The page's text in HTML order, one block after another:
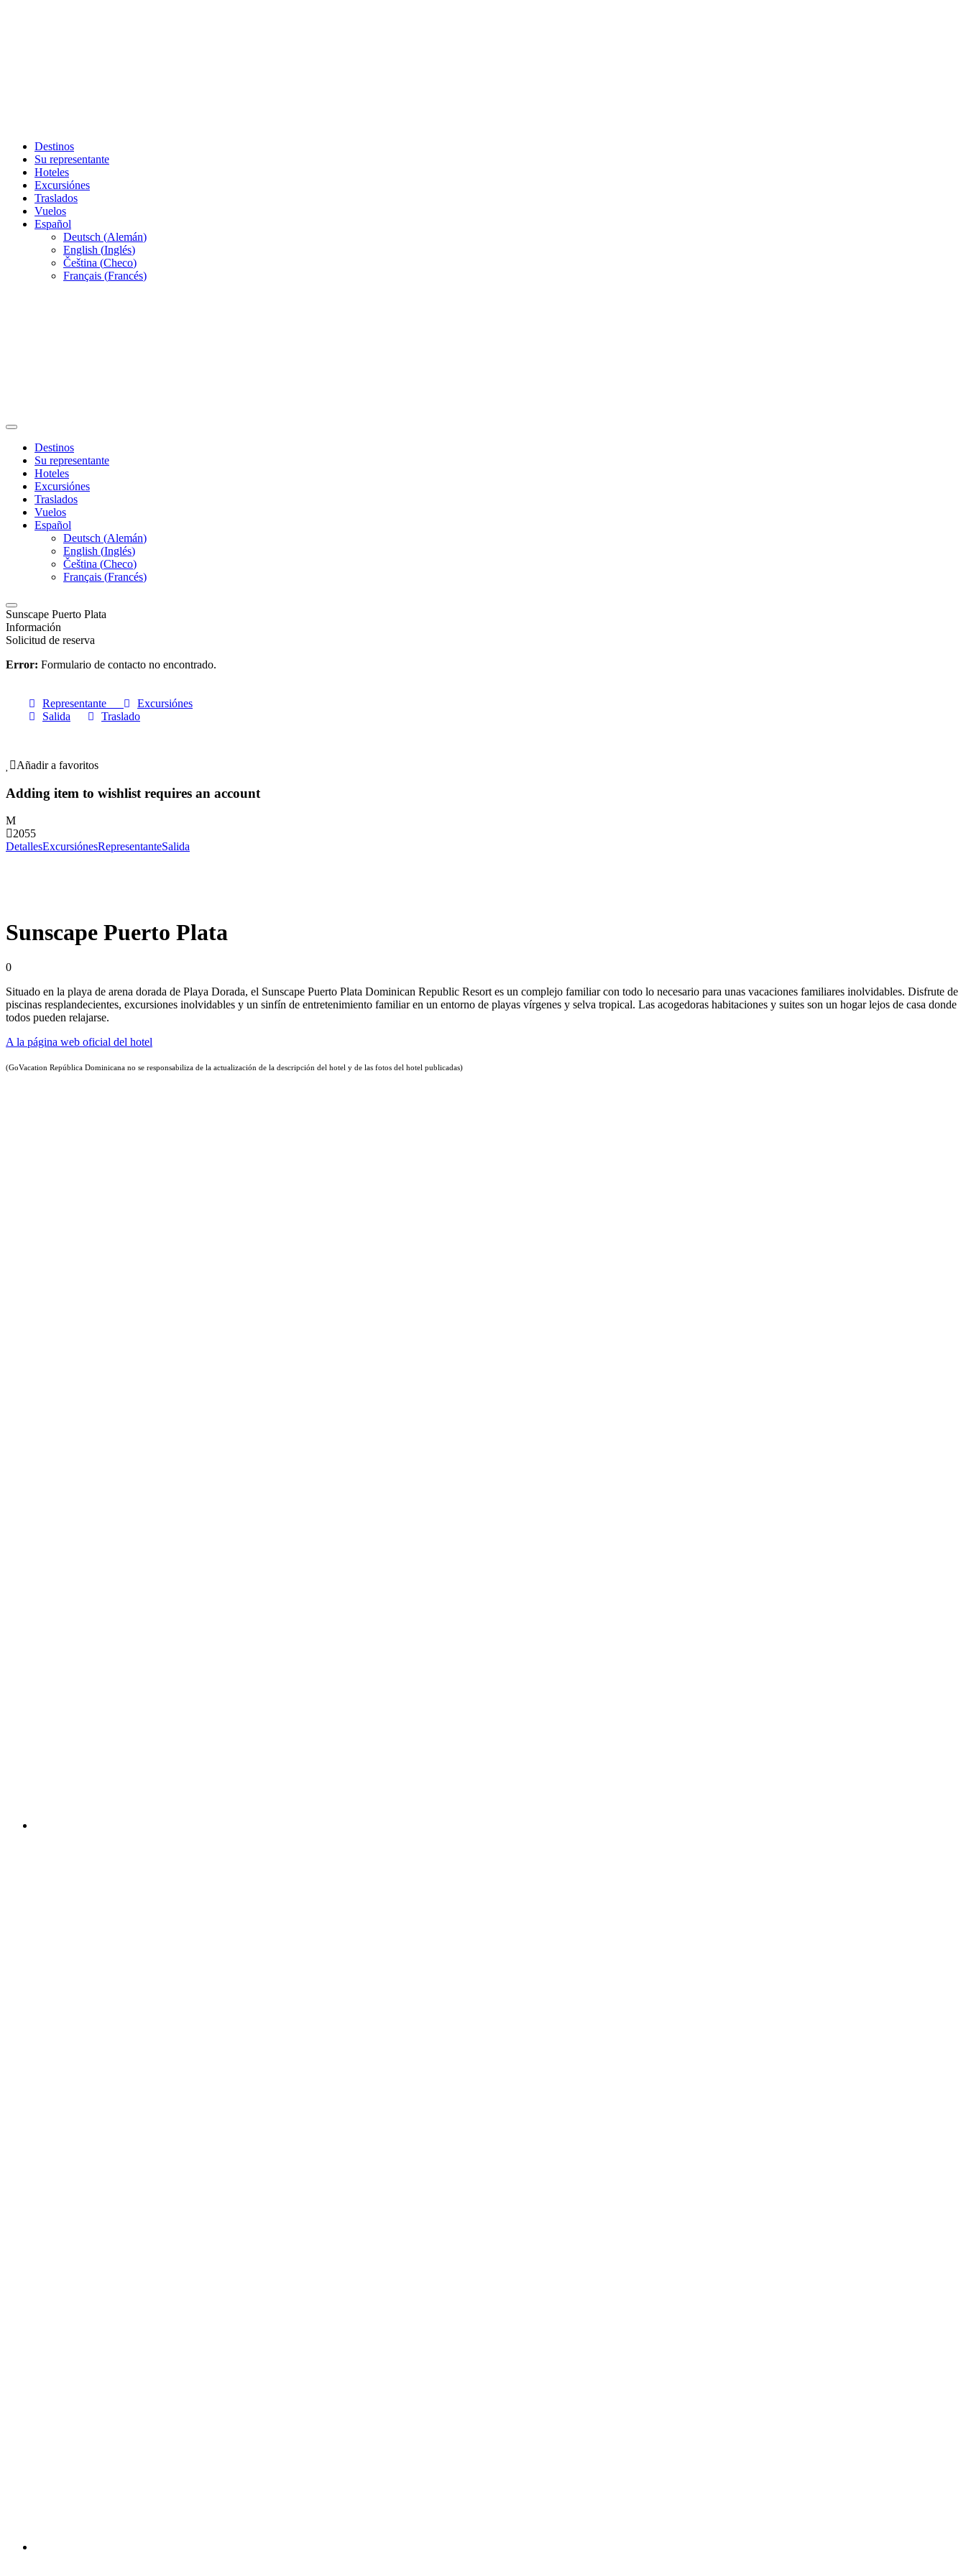
Destinos
Su representante
Hoteles
Excursiónes
Traslados
Vuelos
Español
Deutsch (Alemán)
English (Inglés)
Čeština (Checo)
Français (Francés)
Destinos
Su representante
Hoteles
Excursiónes
Traslados
Vuelos
Español
Deutsch (Alemán)
English (Inglés)
Čeština (Checo)
Français (Francés)
Sunscape Puerto Plata
Información
Solicitud de reserva
Error: Formulario de contacto no encontrado.
Representante
Excursiónes
Salida
Traslado
Añadir a favoritos
Adding item to wishlist requires an account
2055
DetallesExcursiónesRepresentanteSalida
Sunscape Puerto Plata
0
Situado en la playa de arena dorada de Playa Dorada, el Sunscape Puerto Plata Dominican Republic Resort es un complejo familiar con todo lo necesario para unas vacaciones familiares inolvidables. Disfrute de
piscinas resplandecientes, excursiones inolvidables y un sinfín de entretenimiento familiar en un entorno de playas vírgenes y selva tropical. Las acogedoras habitaciones y suites son un hogar lejos de casa donde
todos pueden relajarse.
A la página web oficial del hotel
(GoVacation República Dominicana no se responsabiliza de la actualización de la descripción del hotel y de las fotos del hotel publicadas)